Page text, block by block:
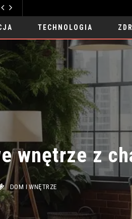
TECHNOLOGIA
z
DOM I WNĘTRZE